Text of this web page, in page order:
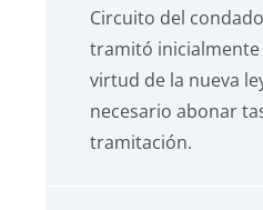
Circuito del
tramitó inicialmente
virtud de la nueva
necesario abonar
tramitación.